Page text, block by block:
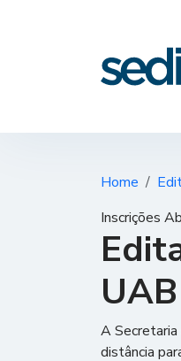
Home
Inscrições
A
distância